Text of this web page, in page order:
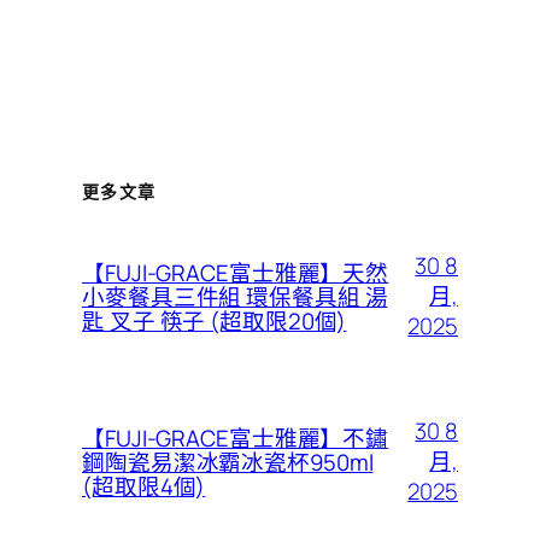
更多文章
【FUJI-GRACE富士雅麗】天然
小麥餐具三件組 環保餐具組 湯
匙 叉子 筷子 (超取限20個)
30 8
月,
2025
【FUJI-GRACE富士雅麗】不鏽
鋼陶瓷易潔冰霸冰瓷杯950ml
(超取限4個)
30 8
月,
2025